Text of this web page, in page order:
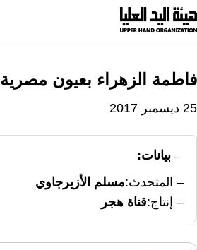
انتقل
إلى
فاطمة الزهراء بعيون مصرية
25 ديسمبر 2017
بيانات:
المتحدث مسلم الأزيرجاوي
إنتاج قناة هجر